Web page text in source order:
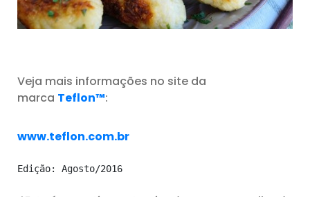
Veja mais informações no site da
marca Teflon™:
www.teflon.com.br
Edição: Agosto/2016